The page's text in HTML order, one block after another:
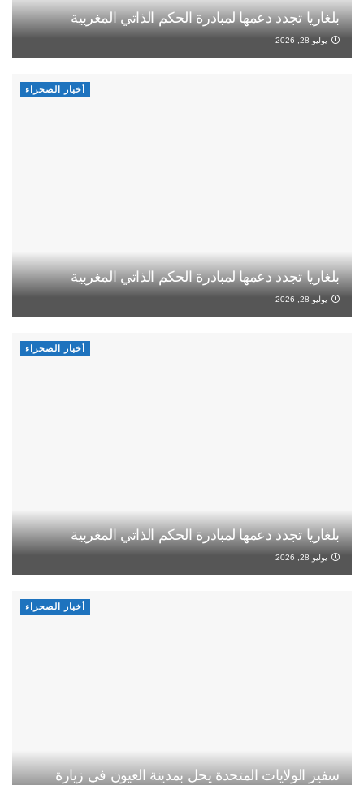
بلغاريا تجدد دعمها لمبادرة الحكم الذاتي المغربية
يوليو 28, 2026
أخبار الصحراء
بلغاريا تجدد دعمها لمبادرة الحكم الذاتي المغربية
يوليو 28, 2026
أخبار الصحراء
بلغاريا تجدد دعمها لمبادرة الحكم الذاتي المغربية
يوليو 28, 2026
أخبار الصحراء
سفير الولايات المتحدة يحل بمدينة العيون في زيارة